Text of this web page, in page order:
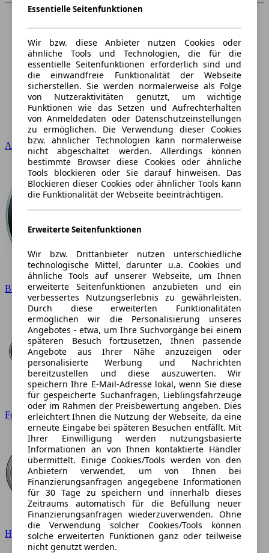
Audi
BMW
Ford
Hyundai
Essentielle Seitenfunktionen
Wir bzw. diese Anbieter nutzen Cookies oder
ähnliche Tools und Technologien, die für die
essentielle Seitenfunktionen erforderlich sind und
die einwandfreie Funktionalität der Webseite
sicherstellen. Sie werden normalerweise als Folge
von Nutzeraktivitäten genutzt, um wichtige
Funktionen wie das Setzen und Aufrechterhalten
von Anmeldedaten oder Datenschutzeinstellungen
zu ermöglichen. Die Verwendung dieser Cookies
bzw. ähnlicher Technologien kann normalerweise
nicht abgeschaltet werden. Allerdings können
bestimmte Browser diese Cookies oder ähnliche
Tools blockieren oder Sie darauf hinweisen. Das
Blockieren dieser Cookies oder ähnlicher Tools kann
die Funktionalität der Webseite beeinträchtigen.
Erweiterte Seitenfunktionen
Wir bzw. Drittanbieter nutzen unterschiedliche
technologische Mittel, darunter u.a. Cookies und
ähnliche Tools auf unserer Webseite, um Ihnen
erweiterte Seitenfunktionen anzubieten und ein
verbessertes Nutzungserlebnis zu gewährleisten.
Durch diese erweiterten Funktionalitäten
ermöglichen wir die Personalisierung unseres
Angebotes - etwa, um Ihre Suchvorgänge bei einem
späteren Besuch fortzusetzen, Ihnen passende
Angebote aus Ihrer Nähe anzuzeigen oder
personalisierte Werbung und Nachrichten
bereitzustellen und diese auszuwerten. Wir
speichern Ihre E-Mail-Adresse lokal, wenn Sie diese
für gespeicherte Suchanfragen, Lieblingsfahrzeuge
oder im Rahmen der Preisbewertung angeben. Dies
erleichtert Ihnen die Nutzung der Webseite, da eine
erneute Eingabe bei späteren Besuchen entfällt. Mit
Ihrer Einwilligung werden nutzungsbasierte
Informationen an von Ihnen kontaktierte Händler
übermittelt. Einige Cookies/Tools werden von den
Anbietern verwendet, um von Ihnen bei
Finanzierungsanfragen angegebene Informationen
für 30 Tage zu speichern und innerhalb dieses
Zeitraums automatisch für die Befüllung neuer
Finanzierungsanfragen wiederzuverwenden. Ohne
die Verwendung solcher Cookies/Tools können
solche erweiterten Funktionen ganz oder teilweise
nicht genutzt werden.